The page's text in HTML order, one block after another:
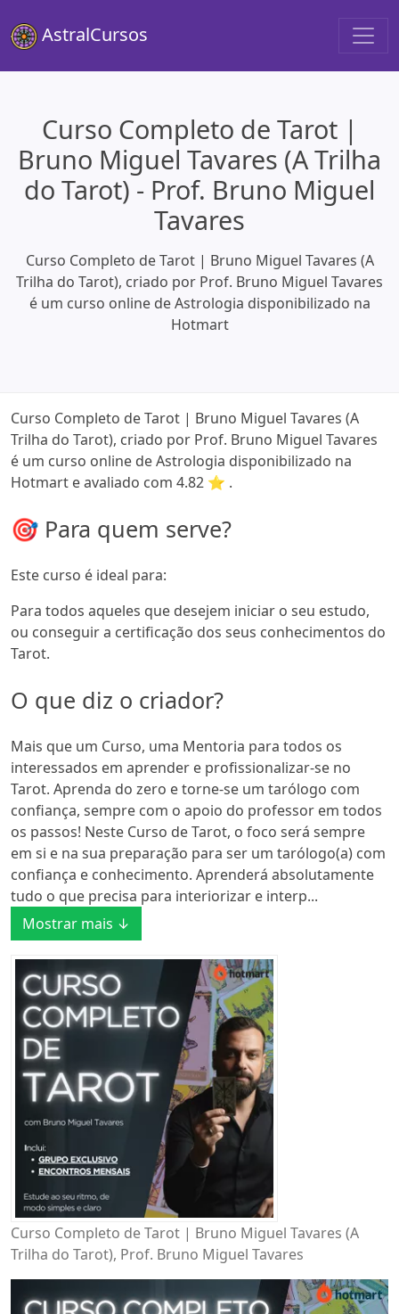
AstralCursos
Curso Completo de Tarot |
Bruno Miguel Tavares (A Trilha
do Tarot) - Prof. Bruno Miguel
Tavares
Curso Completo de Tarot | Bruno Miguel Tavares (A
Trilha do Tarot), criado por Prof. Bruno Miguel Tavares
é um curso online de Astrologia disponibilizado na
Hotmart
Curso Completo de Tarot | Bruno Miguel Tavares (A
Trilha do Tarot), criado por Prof. Bruno Miguel Tavares
é um curso online de Astrologia disponibilizado na
Hotmart e avaliado com 4.82 ⭐ .
🎯 Para quem serve?
Este curso é ideal para:
Para todos aqueles que desejem iniciar o seu estudo,
ou conseguir a certificação dos seus conhecimentos do
Tarot.
O que diz o criador?
Mais que um Curso, uma Mentoria para todos os
interessados em aprender e profissionalizar-se no
Tarot. Aprenda do zero e torne-se um tarólogo com
confiança, sempre com o apoio do professor em todos
os passos! Neste Curso de Tarot, o foco será sempre
em si e na sua preparação para ser um tarólogo(a) com
confiança e conhecimento. Aprenderá absolutamente
tudo o que precisa para interiorizar e interp...
Mostrar mais ↓
Curso Completo de Tarot | Bruno Miguel Tavares (A
Trilha do Tarot), Prof. Bruno Miguel Tavares